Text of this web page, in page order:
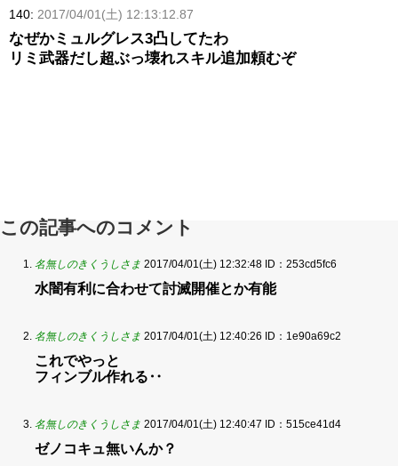
140: 2017/04/01(土) 12:13:12.87
なぜかミュルグレス3凸してたわ
リミ武器だし超ぶっ壊れスキル追加頼むぞ
この記事へのコメント
名無しのきくうしさま 2017/04/01(土) 12:32:48 ID：253cd5fc6
水闇有利に合わせて討滅開催とか有能
名無しのきくうしさま 2017/04/01(土) 12:40:26 ID：1e90a69c2
これでやっと
フィンブル作れる‥
名無しのきくうしさま 2017/04/01(土) 12:40:47 ID：515ce41d4
ゼノコキュ無いんか？